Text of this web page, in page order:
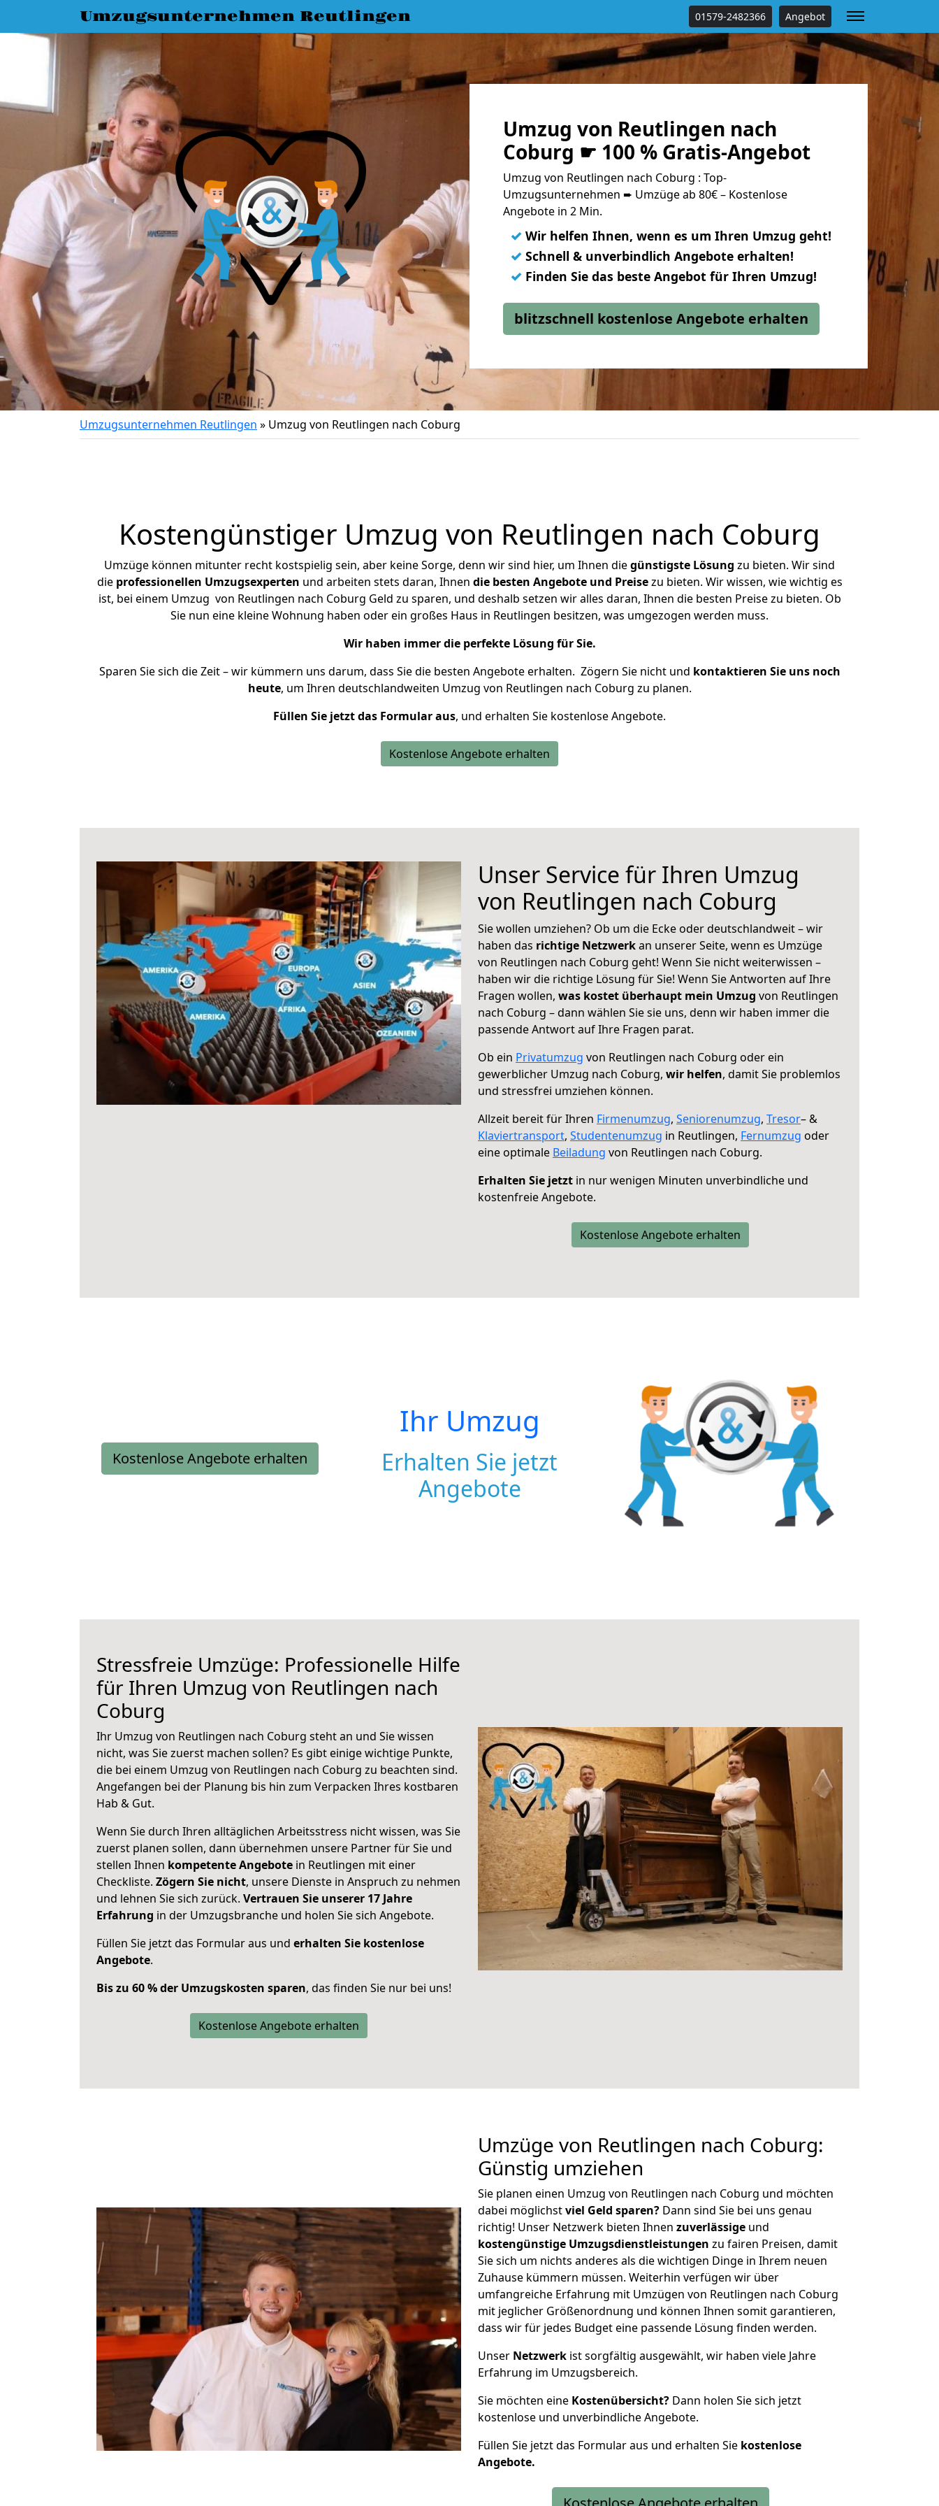
Umzugsunternehmen Reutlingen 01579-2482366 Angebot
Umzug von Reutlingen nach
Coburg ☛ 100 % Gratis-Angebot
Umzug von Reutlingen nach Coburg : Top-
Umzugsunternehmen ➨ Umzüge ab 80€ – Kostenlose
Angebote in 2 Min.
✓ Wir helfen Ihnen, wenn es um Ihren Umzug geht!
✓ Schnell & unverbindlich Angebote erhalten!
✓ Finden Sie das beste Angebot für Ihren Umzug!
blitzschnell kostenlose Angebote erhalten
Umzugsunternehmen Reutlingen » Umzug von Reutlingen nach Coburg
Kostengünstiger Umzug von Reutlingen nach Coburg
Umzüge können mitunter recht kostspielig sein, aber keine Sorge, denn wir sind hier, um Ihnen diegünstigste Lösung zu bieten. Wir sind
die professionellen Umzugsexperten und arbeiten stets daran, Ihnen die besten Angebote und Preisezu bieten. Wir wissen, wie wichtig es
ist, bei einem Umzug von Reutlingen nach Coburg Geld zu sparen, und deshalb setzen wir alles daran, Ihnen die besten Preise zu bieten. Ob
Sie nun eine kleine Wohnung haben oder ein großes Haus in Reutlingen besitzen, was umgezogen werden muss.
Wir haben immer die perfekte Lösung für Sie.
Sparen Sie sich die Zeit – wir kümmern uns darum, dass Sie die besten Angebote erhalten. Zögern Sie nicht und kontaktieren Sie uns noch
heute, um Ihren deutschlandweiten Umzug von Reutlingen nach Coburg zu planen.
Füllen Sie jetzt das Formular aus, und erhalten Sie kostenlose Angebote.
Kostenlose Angebote erhalten
Unser Service für Ihren Umzug
von Reutlingen nach Coburg
Sie wollen umziehen? Ob um die Ecke oder deutschlandweit – wir
haben das richtige Netzwerkan unserer Seite, wenn es Umzüge
von Reutlingen nach Coburg geht! Wenn Sie nicht weiterwissen –
haben wir die richtige Lösung für Sie! Wenn Sie Antworten auf Ihre
Fragen wollen, was kostet überhaupt mein Umzug von Reutlingen
nach Coburg – dann wählen Sie sie uns, denn wir haben immer die
passende Antwort auf Ihre Fragen parat.
Ob ein Privatumzug von Reutlingen nach Coburg oder ein
gewerblicher Umzug nach Coburg, wir helfen, damit Sie problemlos
und stressfrei umziehen können.
Allzeit bereit für Ihren Firmenumzug, Seniorenumzug, Tresor– &
Klaviertransport, Studentenumzug in Reutlingen, Fernumzug oder
eine optimale Beiladung von Reutlingen nach Coburg.
Erhalten Sie jetzt in nur wenigen Minuten unverbindliche und
kostenfreie Angebote.
Kostenlose Angebote erhalten
Kostenlose Angebote erhalten
Ihr Umzug
Erhalten Sie jetzt
Angebote
Stressfreie Umzüge: Professionelle Hilfe
für Ihren Umzug von Reutlingen nach
Coburg
Ihr Umzug von Reutlingen nach Coburg steht an und Sie wissen
nicht, was Sie zuerst machen sollen? Es gibt einige wichtige Punkte,
die bei einem Umzug von Reutlingen nach Coburg zu beachten sind.
Angefangen bei der Planung bis hin zum Verpacken Ihres kostbaren
Hab & Gut.
Wenn Sie durch Ihren alltäglichen Arbeitsstress nicht wissen, was Sie
zuerst planen sollen, dann übernehmen unsere Partner für Sie und
stellen Ihnen kompetente Angebote in Reutlingen mit einer
Checkliste. Zögern Sie nicht, unsere Dienste in Anspruch zu nehmen
und lehnen Sie sich zurück. Vertrauen Sie unserer 17 Jahre
Erfahrung in der Umzugsbranche und holen Sie sich Angebote.
Füllen Sie jetzt das Formular aus und erhalten Sie kostenlose
Angebote.
Bis zu 60 % der Umzugskosten sparen, das finden Sie nur bei uns!
Kostenlose Angebote erhalten
Umzüge von Reutlingen nach Coburg:
Günstig umziehen
Sie planen einen Umzug von Reutlingen nach Coburg und möchten
dabei möglichstviel Geld sparen? Dann sind Sie bei uns genau
richtig! Unser Netzwerk bieten Ihnen zuverlässige und
kostengünstige Umzugsdienstleistungen zu fairen Preisen, damit
Sie sich um nichts anderes als die wichtigen Dinge in Ihrem neuen
Zuhause kümmern müssen. Weiterhin verfügen wir über
umfangreiche Erfahrung mit Umzügen von Reutlingen nach Coburg
mit jeglicher Größenordnung und können Ihnen somit garantieren,
dass wir für jedes Budget eine passende Lösung finden werden.
Unser Netzwerk ist sorgfältig ausgewählt, wir haben viele Jahre
Erfahrung im Umzugsbereich.
Sie möchten eine Kostenübersicht? Dann holen Sie sich jetzt
kostenlose und unverbindliche Angebote.
Füllen Sie jetzt das Formular aus und erhalten Sie kostenlose
Angebote.